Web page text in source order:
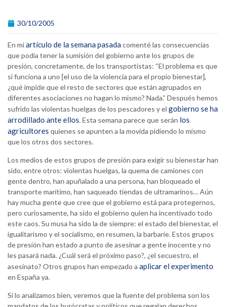
30/10/2005
En miartículo de la semana pasada comenté las consecuencias
que podía tener la sumisión del gobierno ante los grupos de
presión, concretamente, de los transportistas: “El problema es que
si funciona a uno [el uso de la violencia para el propio bienestar],
¿qué impide que el resto de sectores que están agrupados en
diferentes asociaciones no hagan lo mismo? Nada.” Después hemos
sufrido las violentas huelgas de los pescadores y el gobierno se ha
arrodillado ante ellos. Esta semana parece que serán los
agricultores quienes se apunten a la movida pidiendo lo mismo
que los otros dos sectores.
Los medios de estos grupos de presión para exigir su bienestar han
sido, entre otros: violentas huelgas, la quema de camiones con
gente dentro, han apuñalado a una persona, han bloqueado el
transporte marítimo, han saqueado tiendas de ultramarinos… Aún
hay mucha gente que cree que el gobierno está para protegernos,
pero curiosamente, ha sido el gobierno quien ha incentivado todo
este caos. Su musa ha sido la de siempre: el estado del bienestar, el
igualitarismo y el socialismo, en resumen, la barbarie. Estos grupos
de presión han estado a punto de asesinar a gente inocente y no
les pasará nada. ¿Cuál será el próximo paso?, ¿el secuestro, el
asesinato? Otros grupos han empezado a aplicar el experimento
en España ya.
Si lo analizamos bien, veremos que la fuente del problema son los